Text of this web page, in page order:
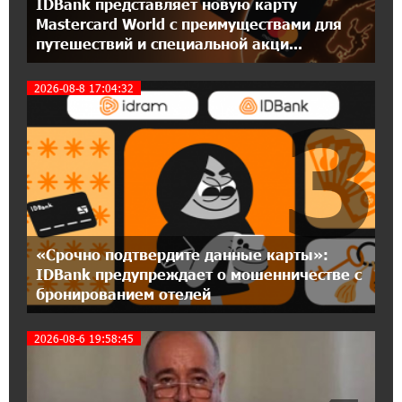
12:55:34 16-07-2026
При поддержке Ucom в Шенаване
10 кВт
20:31:19 14-07-2026
Юнибанк разыграет поездку в Италию среди
новых держателей карт Mastercard World
«Travel»
16:43:19 14-07-2026
Москва–Баку: есть разногласия, но связи
сохраняются. А мы что делаем?
День благодарности клиентам в Ванадзоре:
IDBank
IDBank представляет новую карту
Mastercard World с преимуществами для
путешествий и специальной акци...
2026-08-8 17:04:32
«Срочно подтвердите данные карты»:
IDBank предупреждает о мошенничестве с
бронированием отелей
3
2026-08-6 19:58:45